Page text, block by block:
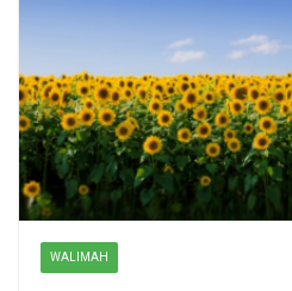
WALIMAH